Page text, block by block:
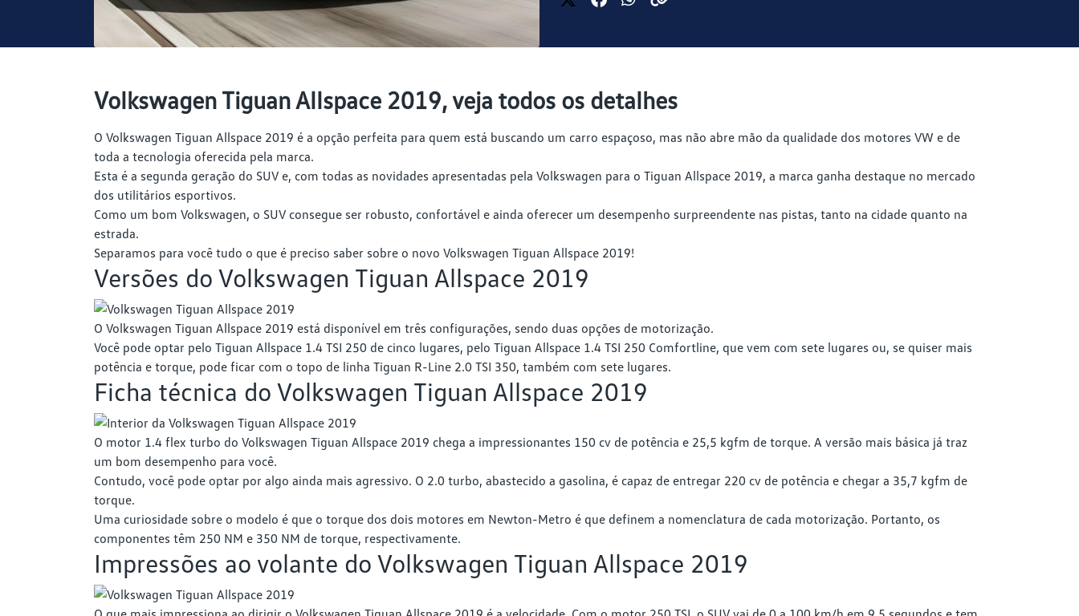
Volkswagen Tiguan Allspace 2019, veja todos os detalhes
O Volkswagen Tiguan Allspace 2019 é a opção perfeita para quem está buscando um carro espaçoso, mas não abre mão da qualidade dos motores VW e de
toda a tecnologia oferecida pela marca.
Esta é a segunda geração do SUV e, com todas as novidades apresentadas pela Volkswagen para o Tiguan Allspace 2019, a marca ganha destaque no mercado
dos utilitários esportivos.
Como um bom Volkswagen, o SUV consegue ser robusto, confortável e ainda oferecer um desempenho surpreendente nas pistas, tanto na cidade quanto na
estrada.
Separamos para você tudo o que é preciso saber sobre o novo Volkswagen Tiguan Allspace 2019!
Versões do Volkswagen Tiguan Allspace 2019
O Volkswagen Tiguan Allspace 2019 está disponível em três configurações, sendo duas opções de motorização.
Você pode optar pelo Tiguan Allspace 1.4 TSI 250 de cinco lugares, pelo Tiguan Allspace 1.4 TSI 250 Comfortline, que vem com sete lugares ou, se quiser mais
potência e torque, pode ficar com o topo de linha Tiguan R-Line 2.0 TSI 350, também com sete lugares.
Ficha técnica do Volkswagen Tiguan Allspace 2019
O motor 1.4 flex turbo do Volkswagen Tiguan Allspace 2019 chega a impressionantes 150 cv de potência e 25,5 kgfm de torque. A versão mais básica já traz
um bom desempenho para você.
Contudo, você pode optar por algo ainda mais agressivo. O 2.0 turbo, abastecido a gasolina, é capaz de entregar 220 cv de potência e chegar a 35,7 kgfm de
torque.
Uma curiosidade sobre o modelo é que o torque dos dois motores em Newton-Metro é que definem a nomenclatura de cada motorização. Portanto, os
componentes têm 250 NM e 350 NM de torque, respectivamente.
Impressões ao volante do Volkswagen Tiguan Allspace 2019